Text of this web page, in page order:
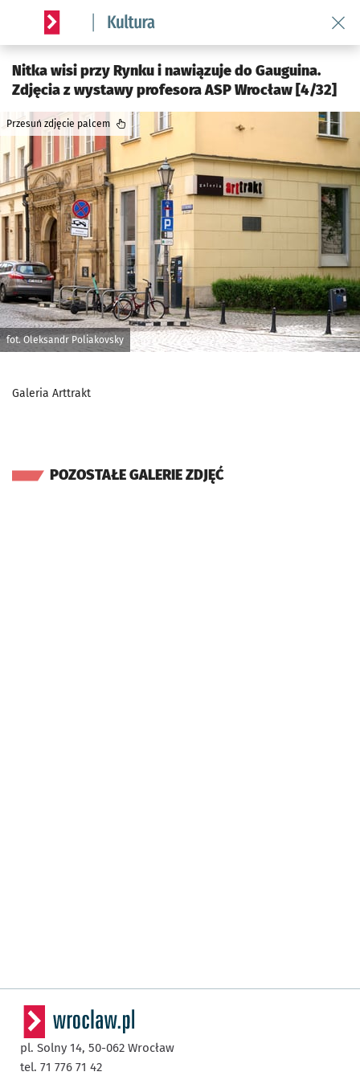
Serwis informacyjny wroclaw.pl podserwis: Kultura
Nitka wisi przy Rynku i nawiązuje do Gauguina.
Zdjęcia z wystawy profesora ASP Wrocław [4/32]
fot. Oleksandr Poliakovsky
Przesuń zdjęcie palcem
Galeria Arttrakt
POZOSTAŁE GALERIE ZDJĘĆ
pl. Solny 14, 50-062 Wrocław
tel. 71 776 71 42